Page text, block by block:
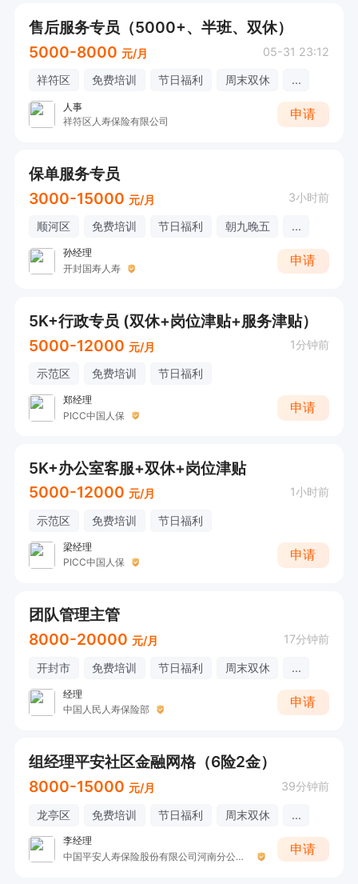
售后服务专员（5000+、半班、双休）
5000-8000 元/月 05-31 23:12
祥符区 免费培训 节日福利 周末双休 ...
人事
祥符区人寿保险有限公司
申请
保单服务专员
3000-15000 元/月 3小时前
顺河区 免费培训 节日福利 朝九晚五 ...
孙经理
开封国寿人寿
申请
5K+行政专员 (双休+岗位津贴+服务津贴）
5000-12000 元/月 1分钟前
示范区 免费培训 节日福利
郑经理
PICC中国人保
申请
5K+办公室客服+双休+岗位津贴
5000-12000 元/月 1小时前
示范区 免费培训 节日福利
梁经理
PICC中国人保
申请
团队管理主管
8000-20000 元/月 17分钟前
开封市 免费培训 节日福利 周末双休 ...
经理
中国人民人寿保险部
申请
组经理平安社区金融网格（6险2金）
8000-15000 元/月 39分钟前
龙亭区 免费培训 节日福利 周末双休 ...
李经理
中国平安人寿保险股份有限公司河南分公司社区网格管理部
申请